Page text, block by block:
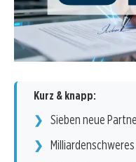
Kurz & knapp:
Sieben neue